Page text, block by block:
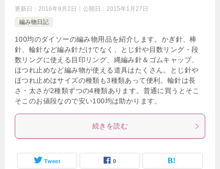
更新日： 2016年9月2日 公開日： 2015年1月27日
編み物日記
100均のダイソーの編み物用品を紹介します。かぎ針、棒
針、輪針など編み針だけでなく、とじ針や目数リング・段
数リングに使える目印リング、縄編み針＆ゴムキャップ、
ほつれ止めなど編み物が使える道具はたくさん。とじ針や
ほつれ止めはサイズの種類も3種類あって便利。輪針は長
さ・太さが2種類ずつの4種類あります。普通に買うとそこ
そこのお値段なので安い100均は助かります。
続きを読む
Tweet 0